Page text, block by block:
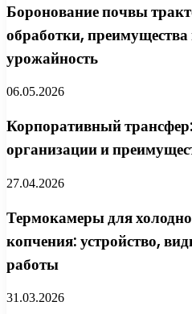
Боронование почвы
обработки,
урожайность
06.05.2026
Корпоративный
организации и
27.04.2026
Термокамеры для
копчения: устройство,
работы
31.03.2026